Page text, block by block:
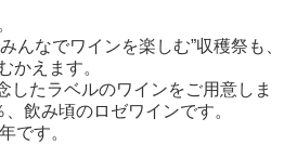
んなでワインを楽しむ”収穫祭も、
かえます。
したラベルのワインをご用意しま
飲み頃のロゼワインです。
です。